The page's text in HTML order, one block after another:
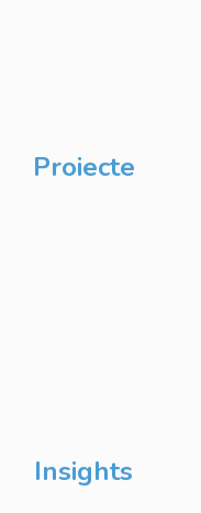
Proiecte
Insights